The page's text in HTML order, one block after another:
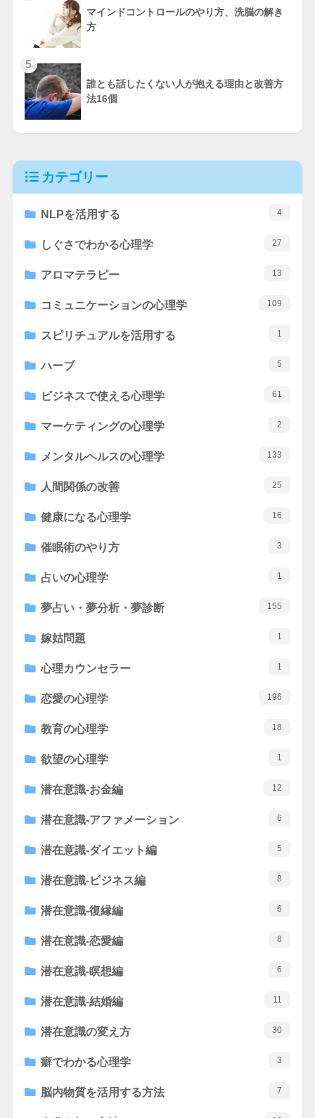
マインドコントロールのやり方、洗脳の解き
方
5
誰とも話したくない人が抱える理由と改善方
法16個
カテゴリー
NLPを活用する 4
しぐさでわかる心理学 27
アロマテラピー 13
コミュニケーションの心理学 109
スピリチュアルを活用する 1
ハーブ 5
ビジネスで使える心理学 61
マーケティングの心理学 2
メンタルヘルスの心理学 133
人間関係の改善 25
健康になる心理学 16
催眠術のやり方 3
占いの心理学 1
夢占い・夢分析・夢診断 155
嫁姑問題 1
心理カウンセラー 1
恋愛の心理学 196
教育の心理学 18
欲望の心理学 1
潜在意識-お金編 12
潜在意識-アファメーション 6
潜在意識-ダイエット編 5
潜在意識-ビジネス編 8
潜在意識-復縁編 6
潜在意識-恋愛編 8
潜在意識-瞑想編 6
潜在意識-結婚編 11
潜在意識の変え方 30
癖でわかる心理学 3
脳内物質を活用する方法 7